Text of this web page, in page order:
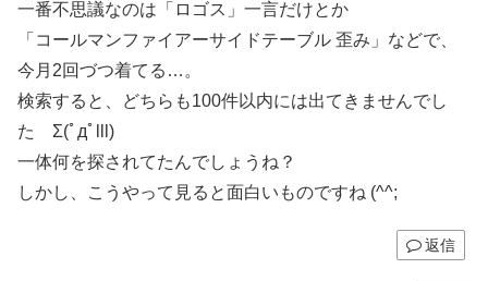
一番不思議なのは「ロゴス」一言だけとか
「コールマンファイアーサイドテーブル 歪み」などで、
今月2回づつ着てる…。
検索すると、どちらも100件以内には出てきませんでし
た Σ(ﾟдﾟlll)
一体何を探されてたんでしょうね？
しかし、こうやって見ると面白いものですね (^^;
返信